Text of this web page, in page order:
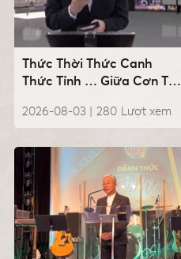
Thức Thời Thức Canh
Thức Tỉnh … Giữa Cơn Thử
NguyễnVănHoàng
2026-08-03 | Lượt xem
280